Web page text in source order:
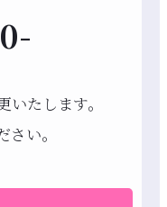
たします。
い。